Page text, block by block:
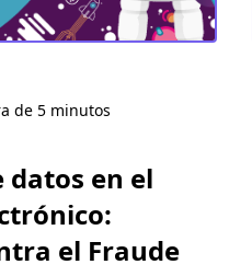
de 5 minutos
datos en el
el Fraude